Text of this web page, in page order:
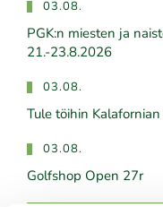
03.08.
PGK:n miesten ja
21.-23.8.2026
03.08.
Tule töihin
03.08.
Golfshop Open 27r